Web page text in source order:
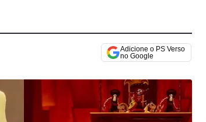
Adicione o PS Verso
no Google